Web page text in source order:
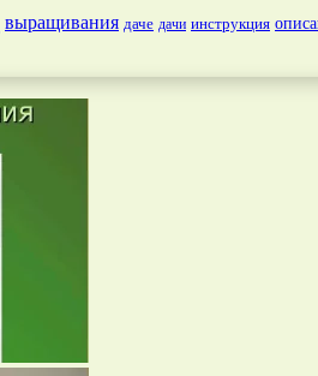
выращивания даче дачи инструкция